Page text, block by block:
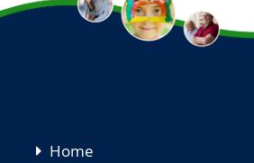
Navigation
Home